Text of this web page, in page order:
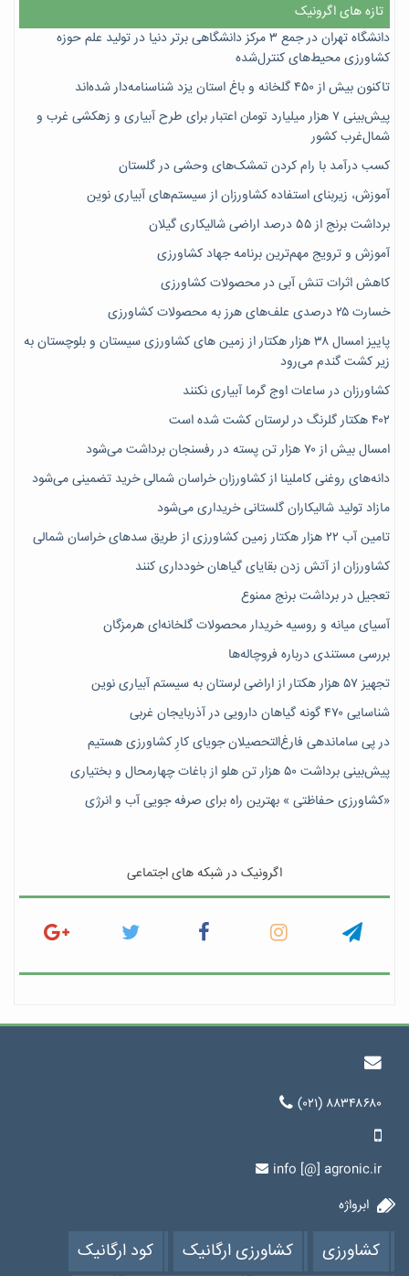
تازه های اگرونیک
دانشگاه تهران در جمع ۳ مرکز دانشگاهی برتر دنیا در تولید علم حوزه
کشاورزی محیط‌های کنترل‌شده
تاکنون بیش از ۴۵۰ گلخانه و باغ استان یزد شناسنامه‌دار شده‌اند
پیش‌بینی ۷‌ هزار میلیارد تومان اعتبار برای طرح آبیاری و زهکشی غرب و
شمال‌غرب کشور
کسب درآمد با رام کردن تمشک‌های وحشی در گلستان
آموزش، زیربنای استفاده کشاورزان از سیستم‌های آبیاری نوین
برداشت برنج از ۵۵ درصد اراضی شالیکاری گیلان
آموزش و ترویج مهم‌ترین برنامه جهاد کشاورزی
کاهش اثرات تنش آبی در محصولات کشاورزی
خسارت ۲۵ درصدی علف‌های هرز به محصولات کشاورزی
پاییز امسال ۳۸ هزار هکتار از زمین های کشاورزی سیستان و بلوچستان به
زیر کشت گندم می‌رود
کشاورزان در ساعات اوج گرما آبیاری نکنند
۴۰۲ هکتار گلرنگ در لرستان کشت شده است
امسال بیش از ۷۰ هزار تن پسته در رفسنجان برداشت می‌شود
دانه‌های روغنی کاملینا از کشاورزان خراسان شمالی خرید تضمینی می‌شود
مازاد تولید شالیکاران گلستانی خریداری می‌شود
تامین آب ۲۲ هزار هکتار زمین کشاورزی از طریق سدهای خراسان شمالی
کشاورزان از آتش زدن بقایای گیاهان خودداری کنند
تعجیل در برداشت برنج ممنوع
آسیای میانه و روسیه خریدار محصولات گلخانه‌ای هرمزگان
بررسی مستندی درباره فروچاله‌ها
تجهیز ۵۷ هزار هکتار از اراضی لرستان به سیستم آبیاری نوین
شناسایی ۴۷٠ گونه گیاهان دارویی در آذربایجان غربی
در پی ساماندهی فارغ‌التحصیلان جویای کارِ کشاورزی هستیم
پیش‎‌بینی برداشت ۵۰ هزار تن هلو از باغات چهارمحال و بختیاری
«کشاورزی حفاظتی » بهترین راه برای صرفه جویی آب و انرژی
اگرونیک در شبکه های اجتماعی
(۰۲۱) ۸۸۳۴۸۶۸۰
info [@] agronic.ir
ابرواژه
کشاورزی کشاورزی ارگانیک کود ارگانیک